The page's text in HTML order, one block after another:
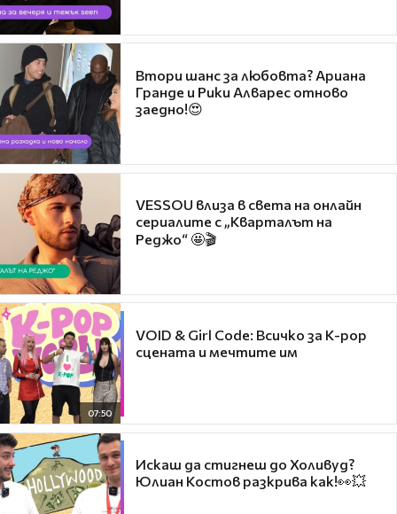
Втори шанс за любовта? Ариана
Гранде и Рики Алварес отново
заедно!😍
VESSOU влиза в света на онлайн
сериалите с „Кварталът на
Реджо“ 🤩🎬
07:50
VOID & Girl Code: Всичко за K-pop
сцената и мечтите им
Искаш да стигнеш до Холивуд?
Юлиан Костов разкрива как!👀💥